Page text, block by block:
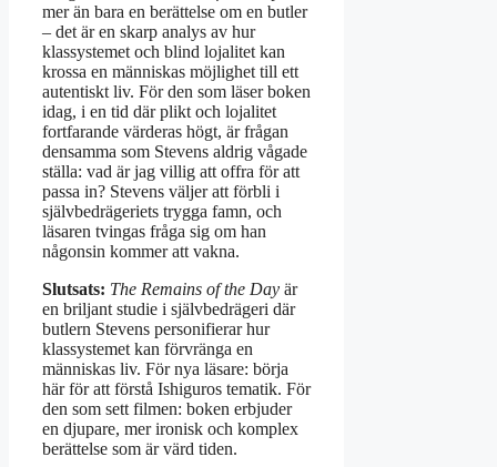
mer än bara en berättelse om en butler
– det är en skarp analys av hur
klassystemet och blind lojalitet kan
krossa en människas möjlighet till ett
autentiskt liv. För den som läser boken
idag, i en tid där plikt och lojalitet
fortfarande värderas högt, är frågan
densamma som Stevens aldrig vågade
ställa: vad är jag villig att offra för att
passa in? Stevens väljer att förbli i
självbedrägeriets trygga famn, och
läsaren tvingas fråga sig om han
någonsin kommer att vakna.
Slutsats: The Remains of the Day är
en briljant studie i självbedrägeri där
butlern Stevens personifierar hur
klassystemet kan förvränga en
människas liv. För nya läsare: börja
här för att förstå Ishiguros tematik. För
den som sett filmen: boken erbjuder
en djupare, mer ironisk och komplex
berättelse som är värd tiden.